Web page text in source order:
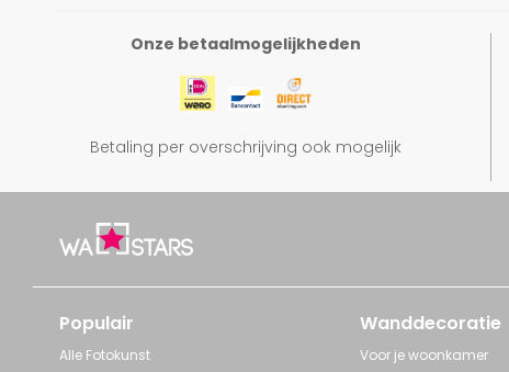
Onze betaalmogelijkheden
Betaling per overschrijving ook mogelijk
Populair
Alle Fotokunst
Wanddecoratie
Voor je woonkamer